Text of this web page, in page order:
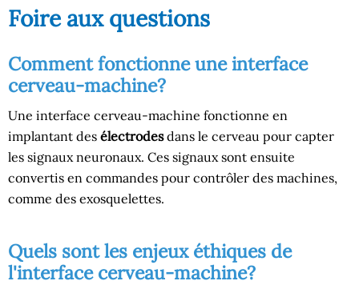
Foire aux questions
Comment fonctionne une interface
cerveau-machine?
Une interface cerveau-machine fonctionne en
implantant des électrodesdans le cerveau pour capter
les signaux neuronaux. Ces signaux sont ensuite
convertis en commandes pour contrôler des machines,
comme des exosquelettes.
Quels sont les enjeux éthiques de
l'interface cerveau-machine?